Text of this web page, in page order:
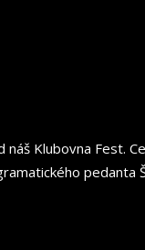
Klubovna Fest.